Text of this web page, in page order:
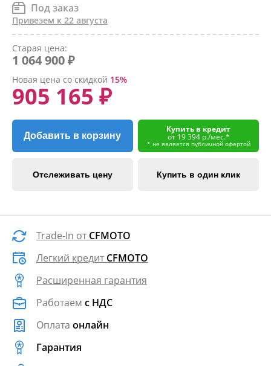
Под заказ
Привезем к 22 августа
Cтарая цена:
1 064 900 ₽
Новая цена со скидкой 15%
905 165 ₽
Добавить в корзину
Купить в кредит
от 19 394 р./мес.*
* не является публичной офертой
Отслеживать цену Купить в один клик
Trade-In от CFMOTO
Легкий кредит CFMOTO
Расширенная гарантия
Работаем с НДС
Оплата онлайн
Гарантия